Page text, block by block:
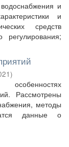
и
и
средств
регулирования;
)
Рассмотрены
методы
данные о